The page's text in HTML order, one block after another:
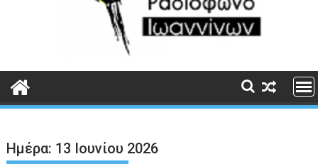
Ημέρα: 13 Ιουνίου 2026